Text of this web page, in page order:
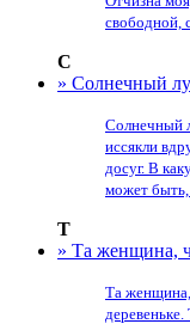
свободной,
С
» Солнечный
Солнечный
иссякли
досуг. В
может быть,
Т
» Та женщина,
Та